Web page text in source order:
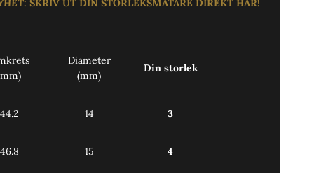
: SKRIV UT DIN STORLEKSMÄTARE DIREKT HÄR!
Diameter
(mm)
Din storlek
44.2 14 3
46.8 15 4